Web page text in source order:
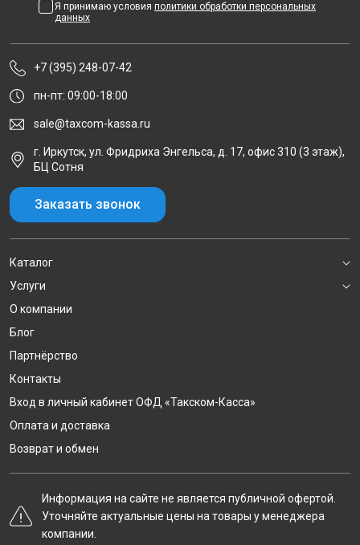
Я принимаю условия политики обработки персональных
данных
+7 (395) 248-07-42
пн-пт: 09:00-18:00
sale@taxcom-kassa.ru
г. Иркутск, ул. Фридриха Энгельса, д. 17, офис 310 (3 этаж),
БЦ Сотня
Заказать звонок
Каталог
Услуги
О компании
Блог
Партнёрство
Контакты
Вход в личный кабинет ОФД «Такском-Касса»
Оплата и доставка
Возврат и обмен
Информация на сайте не является публичной офертой.
Уточняйте актуальные цены на товары у менеджера
компании.